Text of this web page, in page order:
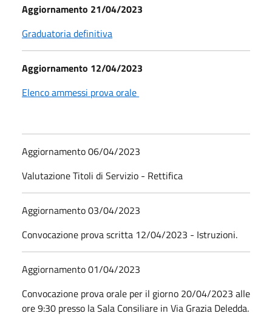
Aggiornamento 21/04/2023
Graduatoria definitiva
Aggiornamento 12/04/2023
Elenco ammessi prova orale
Aggiornamento 06/04/2023
Valutazione Titoli di Servizio - Rettifica
Aggiornamento 03/04/2023
Convocazione prova scritta 12/04/2023 - Istruzioni.
Aggiornamento 01/04/2023
Convocazione prova orale per il giorno 20/04/2023 alle
ore 9:30 presso la Sala Consiliare in Via Grazia Deledda.